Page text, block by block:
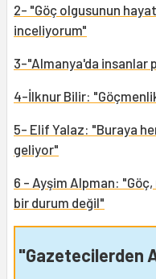
2- "Göç olgusunun
inceliyorum"
3-"Almanya'da insanlar
4-İlknur Bilir:
5- Elif Yalaz: "Buraya
geliyor"
6 - Ayşim Alpman:
bir durum değil"
"Gazetecilerden